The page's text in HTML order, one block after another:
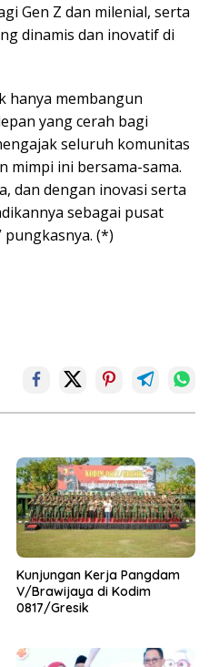
Gen Z dan milenial, serta
dinamis dan inovatif di
hanya membangun
yang cerah bagi
seluruh komunitas
mimpi ini bersama-sama.
dan dengan inovasi serta
sebagai pusat
pungkasnya. (*)
Kunjungan Kerja Pangdam
V/Brawijaya di Kodim
0817/Gresik